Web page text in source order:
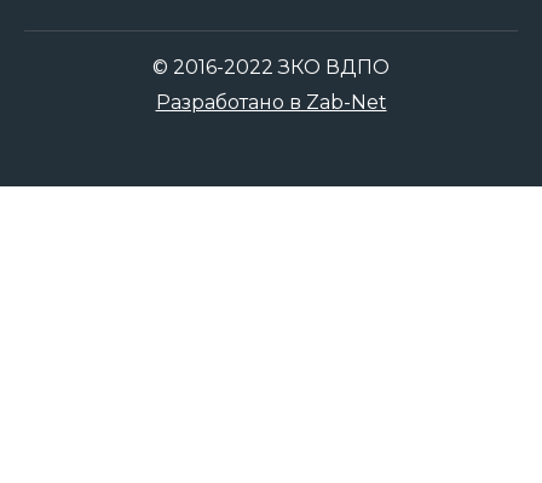
© 2016-2022 ЗКО ВДПО
Разработано в Zab-Net